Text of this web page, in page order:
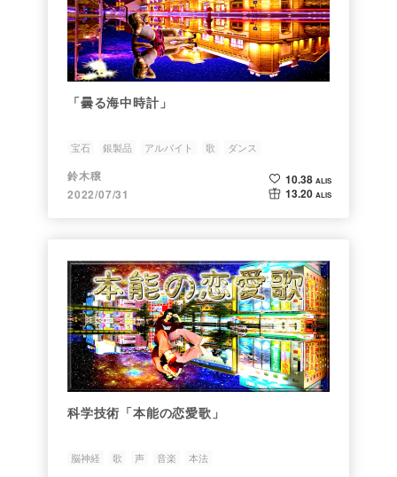
「曇る海中時計」
宝石 銀製品 アルバイト 歌 ダンス
鈴木穣
2022/07/31
10.38 ALIS
13.20 ALIS
科学技術「本能の恋愛歌」
脳神経 歌 声 音楽 本法